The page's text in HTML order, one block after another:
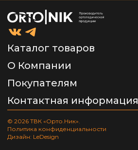
Каталог товаров
О Компании
Покупателям
Контактная информация
© 2026 ТВК «Орто.Ник».
Политика конфиденциальности
Дизайн: LeDesign